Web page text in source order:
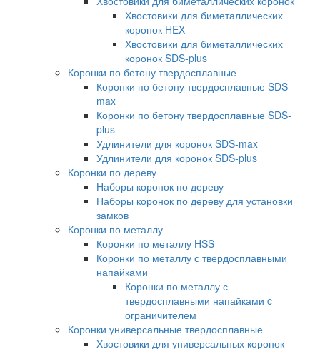
Хвостовики для биметаллических
коронок HEX
Хвостовики для биметаллических
коронок SDS-plus
Коронки по бетону твердосплавные
Коронки по бетону твердосплавные SDS-
max
Коронки по бетону твердосплавные SDS-
plus
Удлинители для коронок SDS-max
Удлинители для коронок SDS-plus
Коронки по дереву
Наборы коронок по дереву
Наборы коронок по дереву для установки
замков
Коронки по металлу
Коронки по металлу HSS
Коронки по металлу с твердосплавными
напайками
Коронки по металлу с
твердосплавными напайками c
ограничителем
Коронки универсальные твердосплавные
Хвостовики для универсальных коронок